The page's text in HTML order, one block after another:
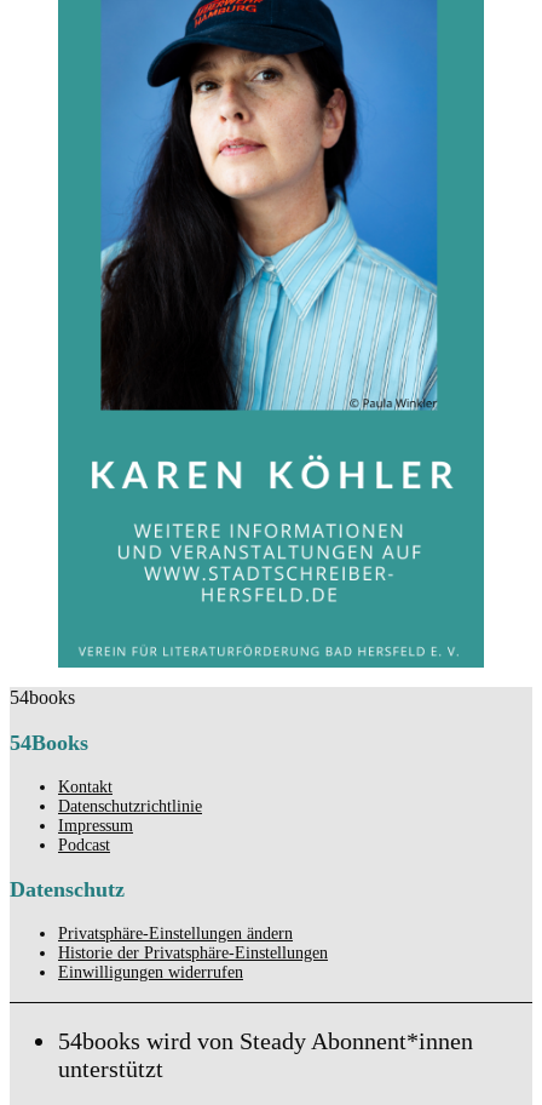
54books
54Books
Kontakt
Datenschutzrichtlinie
Impressum
Podcast
Datenschutz
Privatsphäre-Einstellungen ändern
Historie der Privatsphäre-Einstellungen
Einwilligungen widerrufen
54books wird von Steady Abonnent*innen
unterstützt